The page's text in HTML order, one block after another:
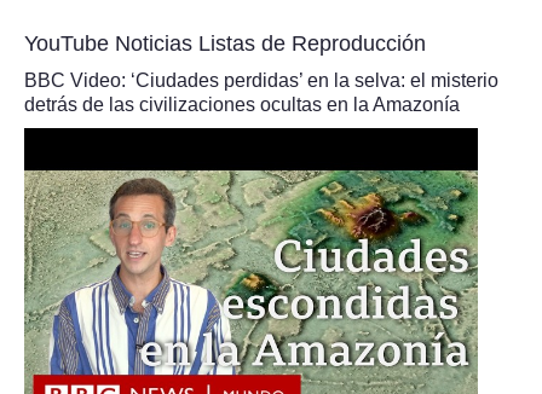
YouTube Noticias Listas de Reproducción
BBC Video: ‘Ciudades perdidas’ en la selva: el misterio
detrás de las civilizaciones ocultas en la Amazonía